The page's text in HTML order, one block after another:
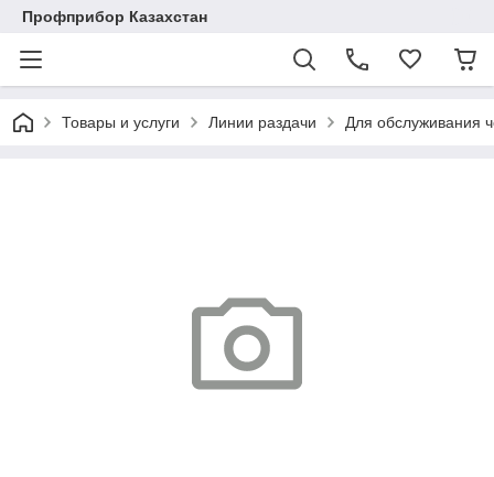
Профприбор Казахстан
Товары и услуги Линии раздачи Для обслуживания